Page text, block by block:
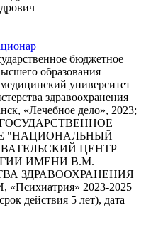
бюджетное
образования
университет
здравоохранения
«Лечебное дело», 2023;
ГОСУДАРСТВЕННОЕ
"НАЦИОНАЛЬНЫЙ
ЦЕНТР
ИМЕНИ В.М.
ЗДРАВООХРАНЕНИЯ
2023-2025
действия 5 лет), дата